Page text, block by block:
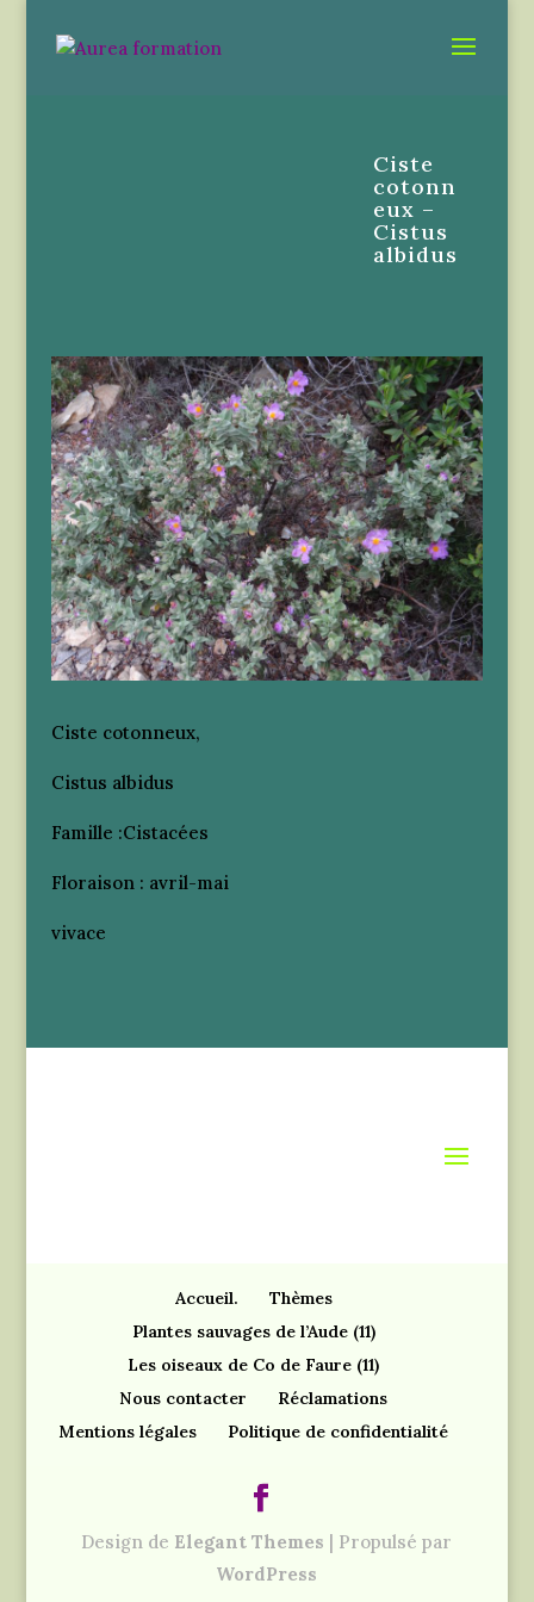
Ciste
cotonn
eux –
Cistus
albidus
Ciste cotonneux,
Cistus albidus
Famille :Cistacées
Floraison : avril-mai
vivace
Accueil.
Thèmes
Plantes sauvages de l’Aude (11)
Les oiseaux de Co de Faure (11)
Nous contacter
Réclamations
Mentions légales
Politique de confidentialité
Design de Elegant Themes | Propulsé par
WordPress